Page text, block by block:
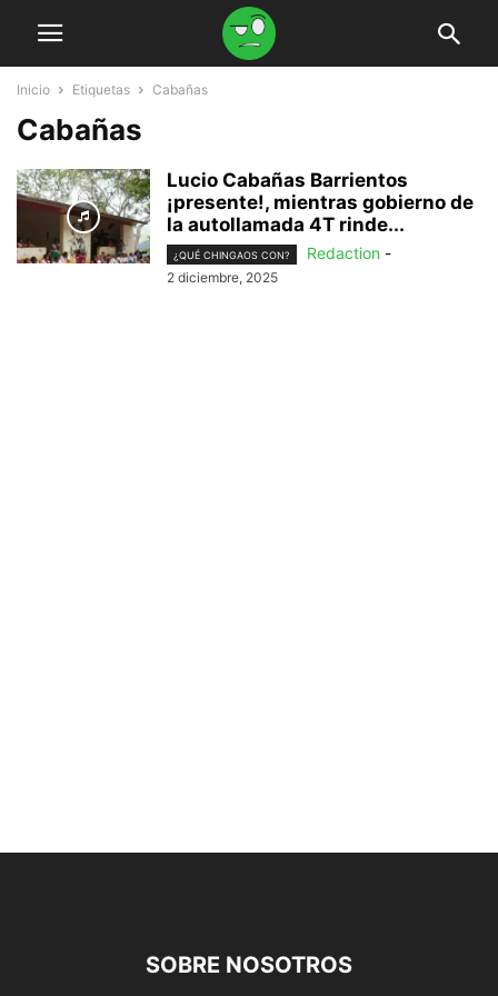
Inicio Etiquetas Cabañas
Cabañas
Lucio Cabañas Barrientos
¡presente!, mientras gobierno de
la autollamada 4T rinde...
¿QUÉ CHINGAOS CON? Redaction -
2 diciembre, 2025
SOBRE NOSOTROS